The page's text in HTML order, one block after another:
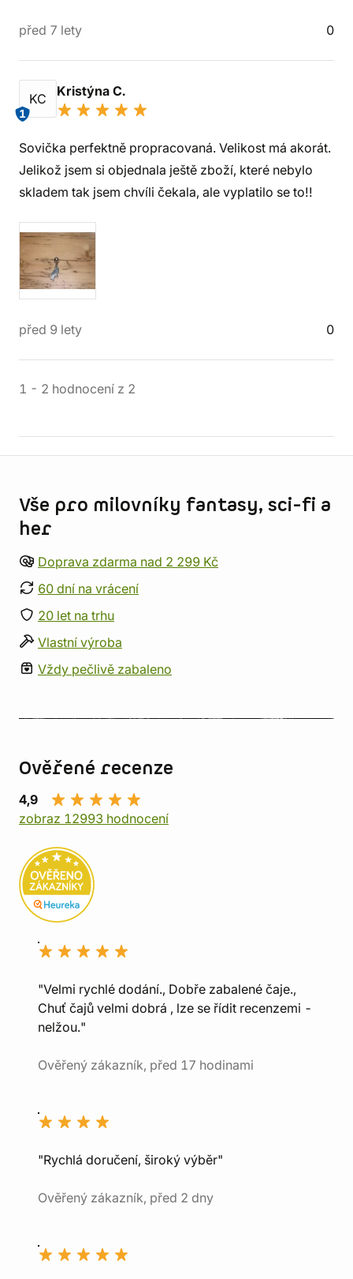
před 7 lety 0
KC
1
Kristýna C.
Sovička perfektně propracovaná. Velikost má akorát.
Jelikož jsem si objednala ještě zboží, které nebylo
skladem tak jsem chvíli čekala, ale vyplatilo se to!!
před 9 lety 0
1 - 2 hodnocení z 2
Vše pro milovníky fantasy, sci-fi a
her
Doprava zdarma nad 2 299 Kč
60 dní na vrácení
20 let na trhu
Vlastní výroba
Vždy pečlivě zabaleno
Ověřené recenze
4,9
zobraz 12993 hodnocení
"Velmi rychlé dodání., Dobře zabalené čaje.,
Chuť čajů velmi dobrá , lze se řídit recenzemi -
nelžou."
Ověřený zákazník, před 17 hodinami
"Rychlá doručení, široký výběr"
Ověřený zákazník, před 2 dny